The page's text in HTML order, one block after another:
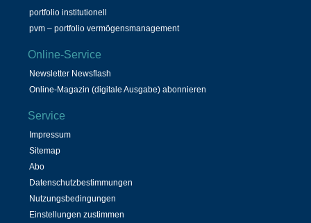
portfolio institutionell
pvm – portfolio vermögensmanagement
Online-Service
Newsletter Newsflash
Online-Magazin (digitale Ausgabe) abonnieren
Service
Impressum
Sitemap
Abo
Datenschutzbestimmungen
Nutzungsbedingungen
Einstellungen zustimmen